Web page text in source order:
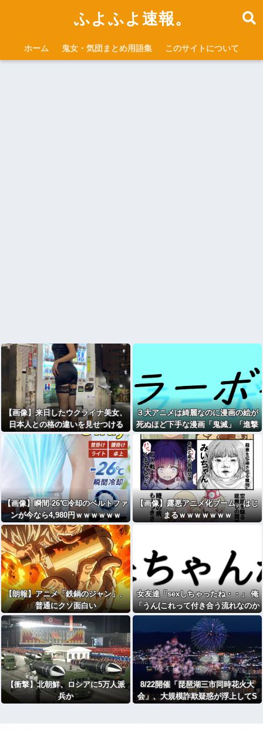
ふよふよ速報。
ホーム 鬼女・気団まとめ用語集 このサイトについて
【画像】来日したウクライナ美女、
日本人との格の違いを見せつける
３大アニメは綺麗なのに漫画の絵が
死ぬほど下手な漫画「鬼滅」「進撃
の巨人」
【画像】瞬間-26℃冷却のベルトファ
ンが今なら4,980円ｗｗｗｗｗｗ
【画像】露悪アニメ化ブーム、はじ
まるｗｗｗｗｗｗｗ
【朗報】アニメ「鉄鍋のジャン」、
普通にクソ面白い
女友達「sexしちゃったね・・」 俺
「うん(これって付き合う流れなのか
な)wwww
【衝撃】北朝鮮、ロシアに5万人派
兵か
8/22開催「琵琶湖三市同時花火大
会」、大規模詐欺疑惑が浮上してS